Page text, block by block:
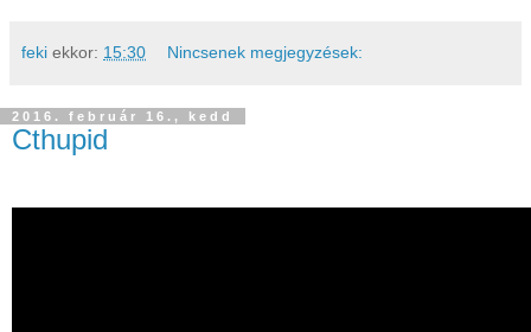
feki ekkor: 15:30 Nincsenek megjegyzések:
2016. február 16., kedd
Cthupid